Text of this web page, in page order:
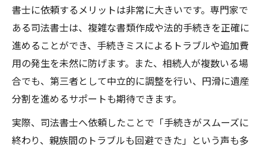
書士に依頼するメリットは非常に大きいです。専門家で
ある司法書士は、複雑な書類作成や法的手続きを正確に
進めることができ、手続きミスによるトラブルや追加費
用の発生を未然に防げます。また、相続人が複数いる場
合でも、第三者として中立的に調整を行い、円滑に遺産
分割を進めるサポートも期待できます。
実際、司法書士へ依頼したことで「手続きがスムーズに
終わり、親族間のトラブルも回避できた」という声も多